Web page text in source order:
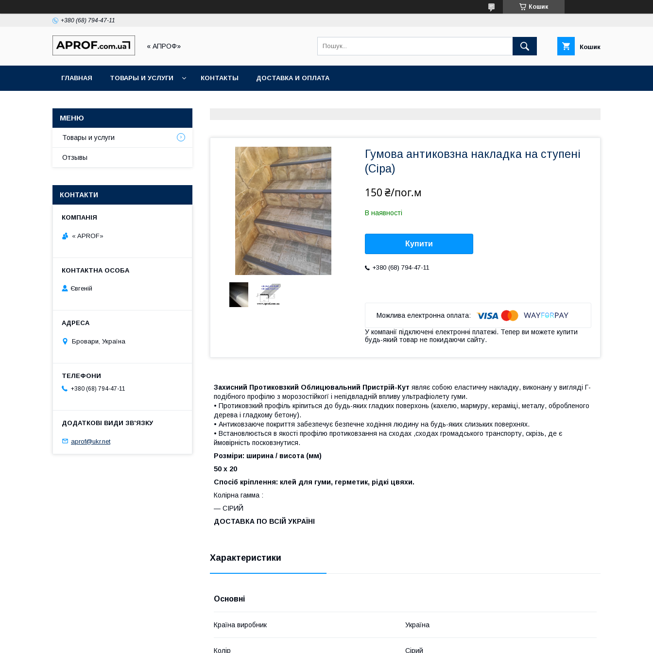
Кошик
+380 (68) 794-47-11
« АПРОФ» Кошик
ГЛАВНАЯ ТОВАРЫ И УСЛУГИ КОНТАКТЫ ДОСТАВКА И ОПЛАТА
Гумова антиковзна накладка на ступені
(Сіра)
150 ₴/пог.м
В наявності
Купити
+380 (68) 794-47-11
У компанії підключені електронні платежі. Тепер ви можете купити
будь-який товар не покидаючи сайту.
Захисний Протиковзкий Облицювальний Пристрій-Кут являє собою еластичну накладку, виконану у вигляді Г-
подібного профілю з морозостійкогї і непідвладній впливу ультрафіолету гуми.
• Протиковзкий профіль кріпиться до будь-яких гладких поверхонь (кахелю, мармуру, кераміці, металу, обробленого
дерева і гладкому бетону).
• Антиковзаюче покриття забезпечує безпечне ходіння людину на будь-яких слизьких поверхнях.
• Встановлюється в якості профілю протиковзання на сходах ,сходах громадського транспорту, скрізь, де є
ймовірність посковзнутися.
Розміри: ширина / висота (мм)
50 х 20
Спосіб кріплення: клей для гуми, герметик, рідкі цвяхи.
Колірна гамма :
― СІРИЙ
ДОСТАВКА ПО ВСІЙ УКРАЇНІ
Характеристики
Основні
Країна виробник Україна
Колір Сірий
Товары и услуги
Отзывы
КОНТАКТИ
« APROF»
Євгеній
Бровари, Україна
+380 (68) 794-47-11
aprof@ukr.net